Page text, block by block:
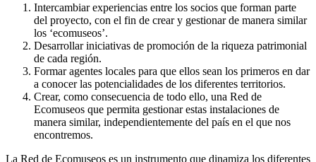
Intercambiar experiencias entre los socios que forman parte
del proyecto, con el fin de crear y gestionar de manera similar
los ‘ecomuseos’.
Desarrollar iniciativas de promoción de la riqueza patrimonial
de cada región.
Formar agentes locales para que ellos sean los primeros en dar
a conocer las potencialidades de los diferentes territorios.
Crear, como consecuencia de todo ello, una Red de
Ecomuseos que permita gestionar estas instalaciones de
manera similar, independientemente del país en el que nos
encontremos.
La Red de Ecomuseos es un instrumento que dinamiza los diferentes